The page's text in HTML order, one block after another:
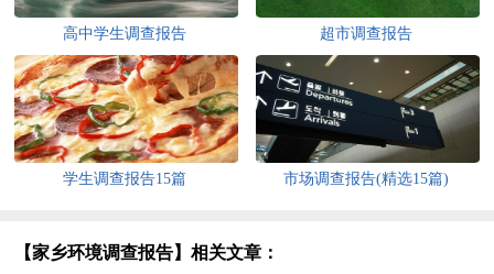
高中学生调查报告 超市调查报告
学生调查报告15篇 市场调查报告(精选15篇)
【家乡环境调查报告】相关文章：